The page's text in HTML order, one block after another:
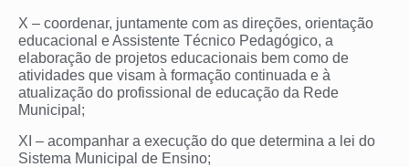
X – coordenar, juntamente com as direções, orientação
educacional e Assistente Técnico Pedagógico, a
elaboração de projetos educacionais bem como de
atividades que visam à formação continuada e à
atualização do profissional de educação da Rede
Municipal;
XI – acompanhar a execução do que determina a lei do
Sistema Municipal de Ensino;